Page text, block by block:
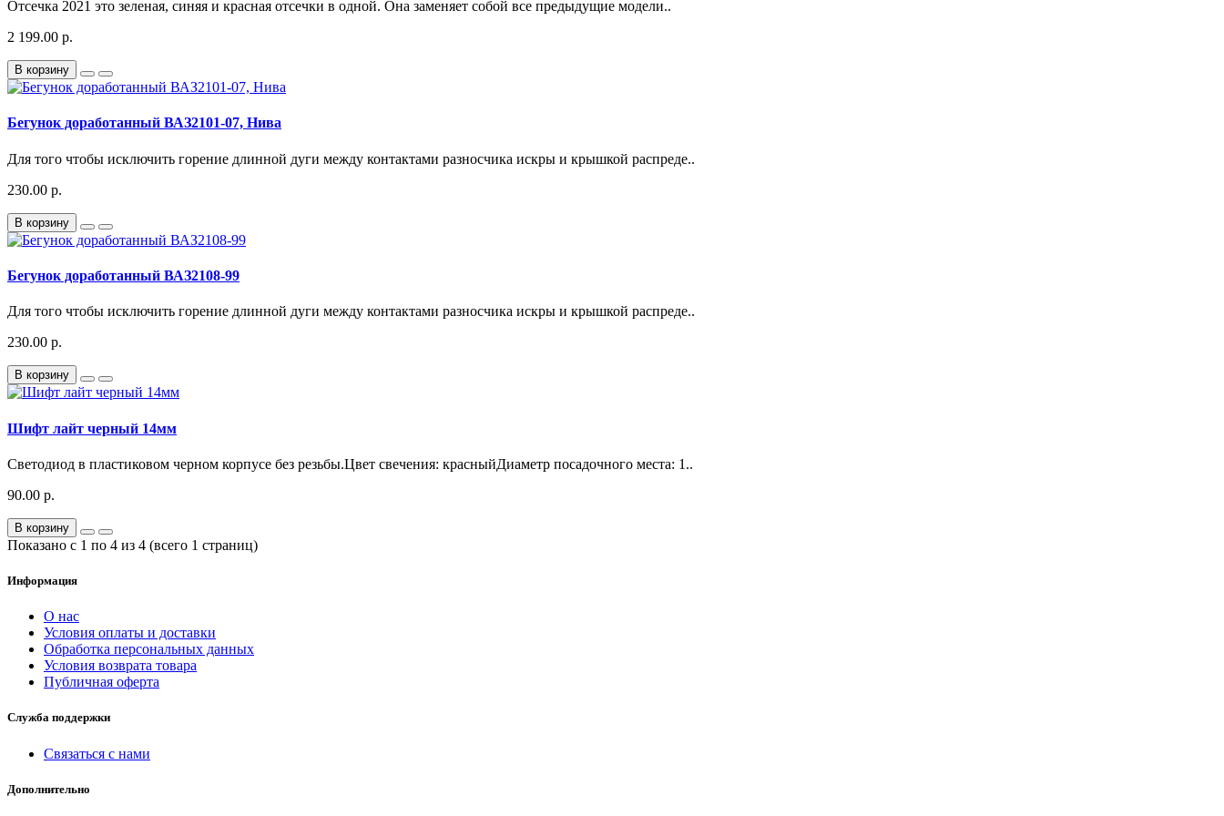
Отсечка 2021 это зеленая, синяя и красная отсечки в одной. Она заменяет собой все предыдущие модели..
2 199.00 р.
В корзину
Бегунок доработанный ВАЗ2101-07, Нива
Для того чтобы исключить горение длинной дуги между контактами разносчика искры и крышкой распреде..
230.00 р.
В корзину
Бегунок доработанный ВАЗ2108-99
Для того чтобы исключить горение длинной дуги между контактами разносчика искры и крышкой распреде..
230.00 р.
В корзину
Шифт лайт черный 14мм
Светодиод в пластиковом черном корпусе без резьбы.Цвет свечения: красныйДиаметр посадочного места: 1..
90.00 р.
В корзину
Показано с 1 по 4 из 4 (всего 1 страниц)
Информация
О нас
Условия оплаты и доставки
Обработка персональных данных
Условия возврата товара
Публичная оферта
Служба поддержки
Связаться с нами
Дополнительно